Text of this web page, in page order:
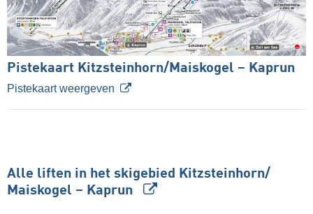
Pistekaart Kitzsteinhorn/​Maiskogel – Kaprun
Pistekaart weergeven
Alle liften in het skigebied Kitzsteinhorn/​
Maiskogel – Kaprun